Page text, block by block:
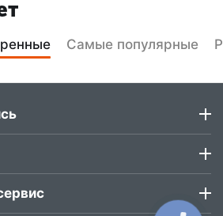
Самые популярные